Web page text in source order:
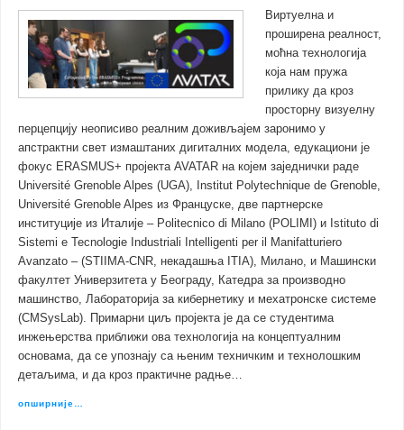
Виртуелна и
проширена реалност,
моћна технологија
која нам пружа
прилику да кроз
просторну визуелну
перцепцију неописиво реалним доживљајем заронимо у
апстрактни свет измаштаних дигиталних модела, едукациони је
фокус ERASMUS+ пројекта AVATAR на којем заједнички раде
Université Grenoble Alpes (UGA), Institut Polytechnique de Grenoble,
Université Grenoble Alpes из Француске, две партнерске
институције из Италије – Politecnico di Milano (POLIMI) и Istituto di
Sistemi e Tecnologie Industriali Intelligenti per il Manifatturiero
Avanzato – (STIIMA-CNR, некадашња ITIA), Милано, и Машински
факултет Универзитета у Београду, Катедра за производно
машинство, Лабораторија за кибернетику и мехатронске системе
(CMSysLab). Примарни циљ пројекта је да се студентима
инжењерства приближи ова технологија на концептуалним
основама, да се упознају са њеним техничким и технолошким
детаљима, и да кроз практичне радње…
опширније…